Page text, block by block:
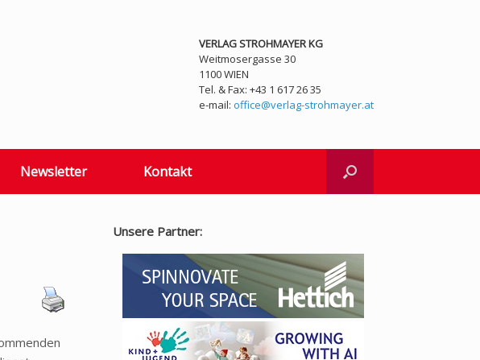
VERLAG STROHMAYER KG
Weitmosergasse 30
1100 WIEN
Tel. & Fax: +43 1 617 26 35
e-mail: office@verlag-strohmayer.at
Newsletter Kontakt
Unsere Partner: